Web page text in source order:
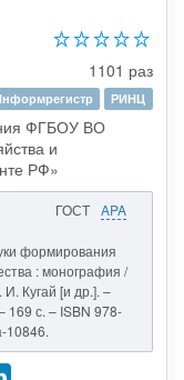
1101 раз
РИНЦ
ФГБОУ ВО
и
РФ»
ГОСТ APA
формирования
: монография /
Кугай [и др.]. –
с. – ISBN 978-
10846.